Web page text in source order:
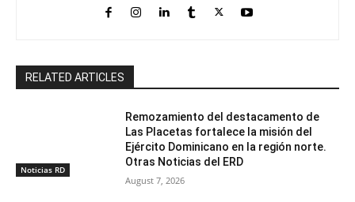
RELATED ARTICLES
Noticias RD
Remozamiento del destacamento de
Las Placetas fortalece la misión del
Ejército Dominicano en la región norte.
Otras Noticias del ERD
August 7, 2026